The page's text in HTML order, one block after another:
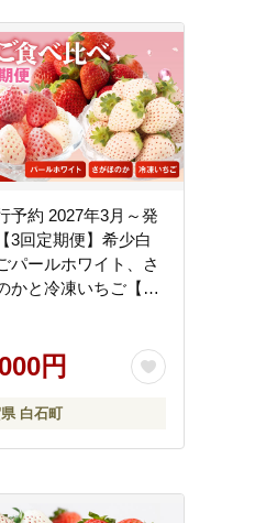
予約 2027年3月～発
3回定期便】希少白
パールホワイト、さ
かと冷凍いちご【ハ
円
白石町